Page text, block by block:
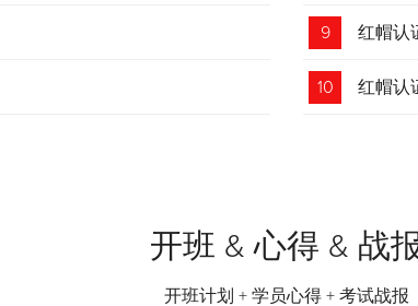
9 红帽认
收藏！
10 红帽认
开班 & 心得 & 战
开班计划 + 学员心得 + 考试战报